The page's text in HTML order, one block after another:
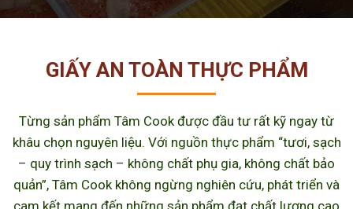
GIẤY AN TOÀN THỰC PHẨM
Từng sản phẩm Tâm Cook được đầu tư rất kỹ ngay từ
khâu chọn nguyên liệu. Với nguồn thực phẩm “tươi, sạch
– quy trình sạch – không chất phụ gia, không chất bảo
quản”, Tâm Cook không ngừng nghiên cứu, phát triển và
cam kết mang đến những sản phẩm đạt chất lượng cao